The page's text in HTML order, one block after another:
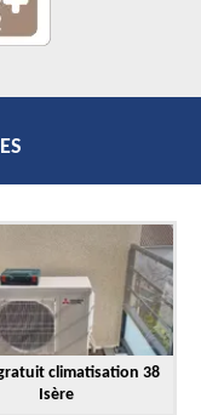
climatisation 38
Isère